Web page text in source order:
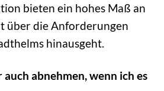
bieten ein hohes Maß an
über die Anforderungen
hinausgeht.
auch abnehmen, wenn ich es